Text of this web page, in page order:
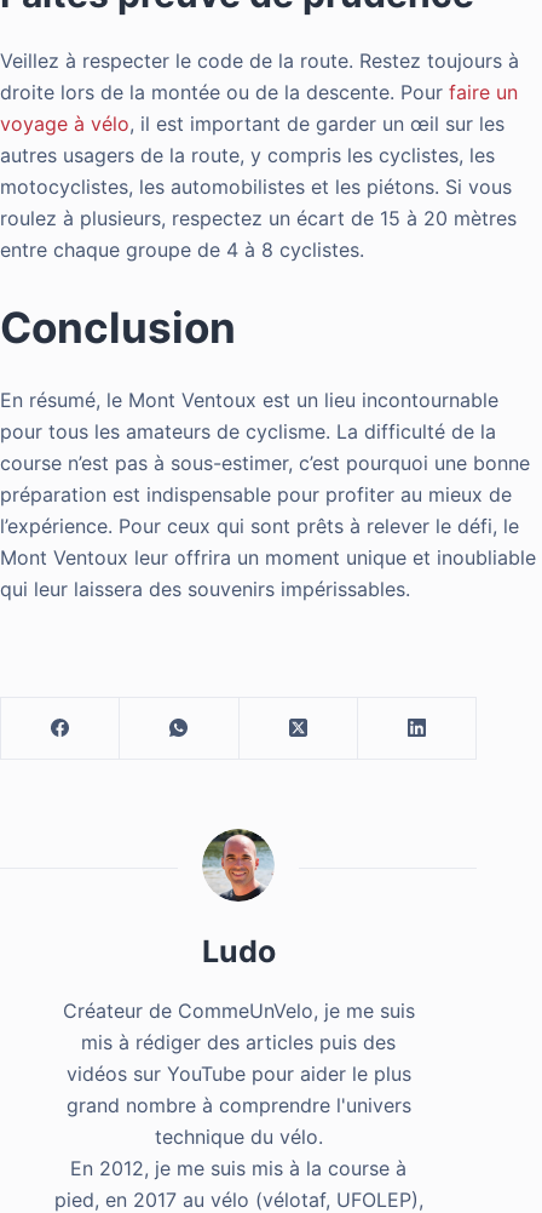
Veillez à respecter le code de la route. Restez toujours à
droite lors de la montée ou de la descente. Pour faire un
voyage à vélo, il est important de garder un œil sur les
autres usagers de la route, y compris les cyclistes, les
motocyclistes, les automobilistes et les piétons. Si vous
roulez à plusieurs, respectez un écart de 15 à 20 mètres
entre chaque groupe de 4 à 8 cyclistes.
Conclusion
En résumé, le Mont Ventoux est un lieu incontournable
pour tous les amateurs de cyclisme. La difficulté de la
course n’est pas à sous-estimer, c’est pourquoi une bonne
préparation est indispensable pour profiter au mieux de
l’expérience. Pour ceux qui sont prêts à relever le défi, le
Mont Ventoux leur offrira un moment unique et inoubliable
qui leur laissera des souvenirs impérissables.
Ludo
Créateur de CommeUnVelo, je me suis
mis à rédiger des articles puis des
vidéos sur YouTube pour aider le plus
grand nombre à comprendre l'univers
technique du vélo.
En 2012, je me suis mis à la course à
pied, en 2017 au vélo (vélotaf, UFOLEP),